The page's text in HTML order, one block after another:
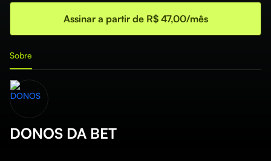
Assinar a partir de R$ 47,00/mês
Sobre
DONOS DA BET